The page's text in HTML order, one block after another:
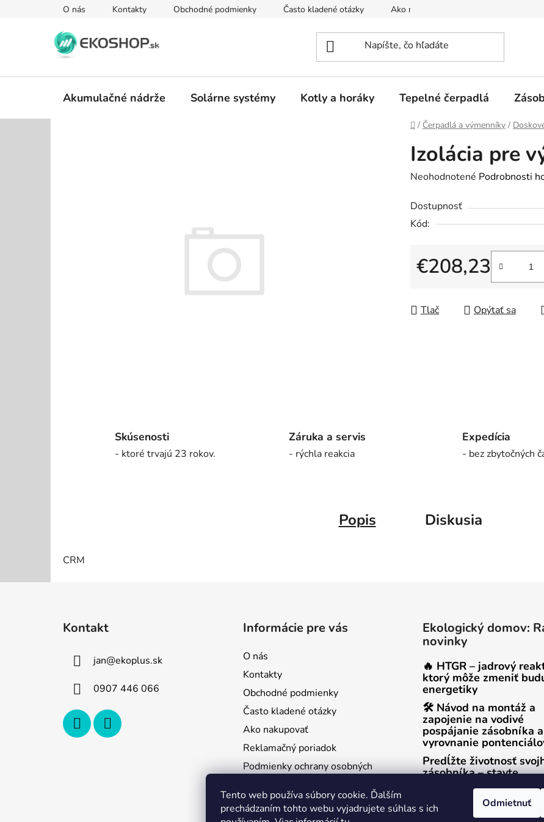
Tento web používa súbory cookie. Ďalším
prechádzaním tohto webu vyjadrujete súhlas s ich
Odmietnuť
O nás Kontakty Obchodné podmienky Často kladené otázky Ako nakupovať
Akumulačné nádrže Solárne systémy Kotly a horáky Tepelné čerpadlá
Domov
/ Čerpadlá a výmenníky /
Izolácia pre
Priemerné
produktu
je
Neohodnotené Podrobnosti
Dostupnosť
Kód:
€208,23
Tlač Opýtať sa
Skúsenosti
- ktoré trvajú 23 rokov.
Záruka a servis
- rýchla reakcia
Expedícia
- bez zbytočných
Popis Diskusia
CRM
Kontakt
jan@ekoplus.sk
0907 446 066
Informácie pre vás
O nás
Kontakty
Obchodné podmienky
Často kladené otázky
Ako nakupovať
Reklamačný poriadok
Podmienky ochrany osobných
Odstúpenie od zmluvy
Ekologický domov:
novinky
🔥 HTGR – jadrový
ktorý môže zmeniť
energetiky
🛠 Návod na montáž a
zapojenie na vodivé
pospájanie zásobníka a
vyrovnanie
Predĺžte životnosť
zásobníka – stavte